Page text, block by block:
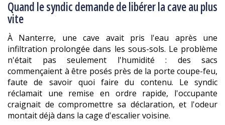
Quand le syndic demande de libérer la cave au plus
vite
À Nanterre, une cave avait pris l'eau après une
infiltration prolongée dans les sous-sols. Le problème
n'était pas seulement l'humidité : des sacs
commençaient à être posés près de la porte coupe-feu,
faute de savoir quoi faire du contenu. Le syndic
réclamait une remise en ordre rapide, l'occupante
craignait de compromettre sa déclaration, et l'odeur
montait déjà dans la cage d'escalier voisine.